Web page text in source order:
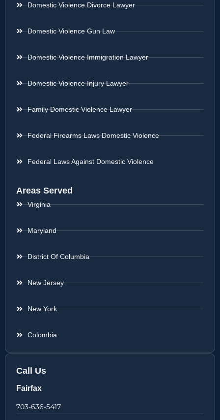
Domestic Violence Divorce Lawyer
Domestic Violence Gun Law
Domestic Violence Immigration Lawyer
Domestic Violence Injury Lawyer
Family Domestic Violence Lawyer
Federal Firearms Laws Domestic Violence
Federal Laws Against Domestic Violence
Areas Served
Virginia
Maryland
District Of Columbia
New Jersey
New York
Colombia
Call Us
Fairfax
703-636-5417